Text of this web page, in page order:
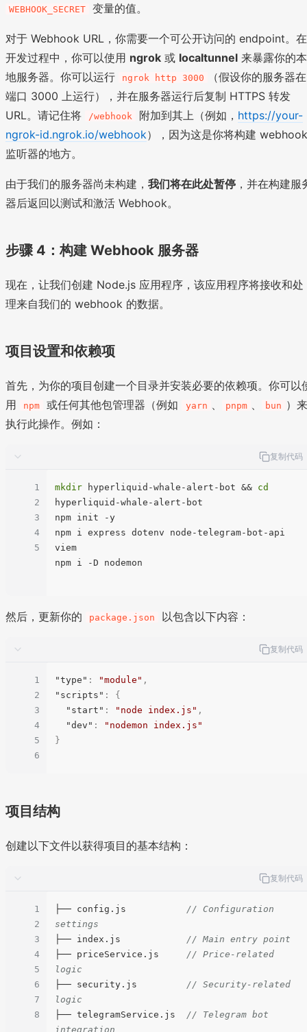
WEBHOOK_SECRET 变量的值。
对于 Webhook URL，你需要一个可公开访问的 endpoint。在
开发过程中，你可以使用 ngrok 或 localtunnel 来暴露你的本
地服务器。你可以运行
ngrok http 3000
（假设你的服务器在
端口 3000 上运行），并在服务器运行后复制 HTTPS 转发
URL。请记住将
/webhook 附加到其上（例如， https://your-
ngrok-id.ngrok.io/webhook），因为这是你将构建 webhook
监听器的地方。
由于我们的服务器尚未构建， 我们将在此处暂停 ，并在构建服
器后返回以测试和激活 Webhook。
步骤 4：构建 Webhook 服务器
现在，让我们创建 Node.js 应用程序，该应用程序将接收和处
理来自我们的 webhook 的数据。
项目设置和依赖项
首先，为你的项目创建一个目录并安装必要的依赖项。你可以
用
npm 或任何其他包管理器（例如 yarn pnpm bun ）来
执行此操作。例如：
复制代码
1
2
3
4
5
mkdir hyperliquid-whale-alert-bot && cd
hyperliquid-whale-alert-bot
npm init -y
npm i express dotenv node-telegram-bot-api
viem
npm i -D nodemon
然后，更新你的 package.json 以包含以下内容：
复制代码
1
2
3
4
5
6
"type" : "module" ,
"scripts" :
{
"start" : "node index.js" ,
"dev" :
"nodemon index.js"
}
项目结构
创建以下文件以获得项目的基本结构：
复制代码
1
2
3
4
5
6
7
8
├── config.js // Configuration
settings
├── index.js // Main entry point
├── priceService.js // Price-related
logic
├── security.js // Security-related
logic
├── telegramService.js // Telegram bot
integration